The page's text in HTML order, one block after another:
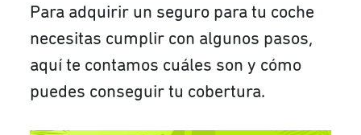
Para adquirir un seguro para tu coche
necesitas cumplir con algunos pasos,
aquí te contamos cuáles son y cómo
puedes conseguir tu cobertura.